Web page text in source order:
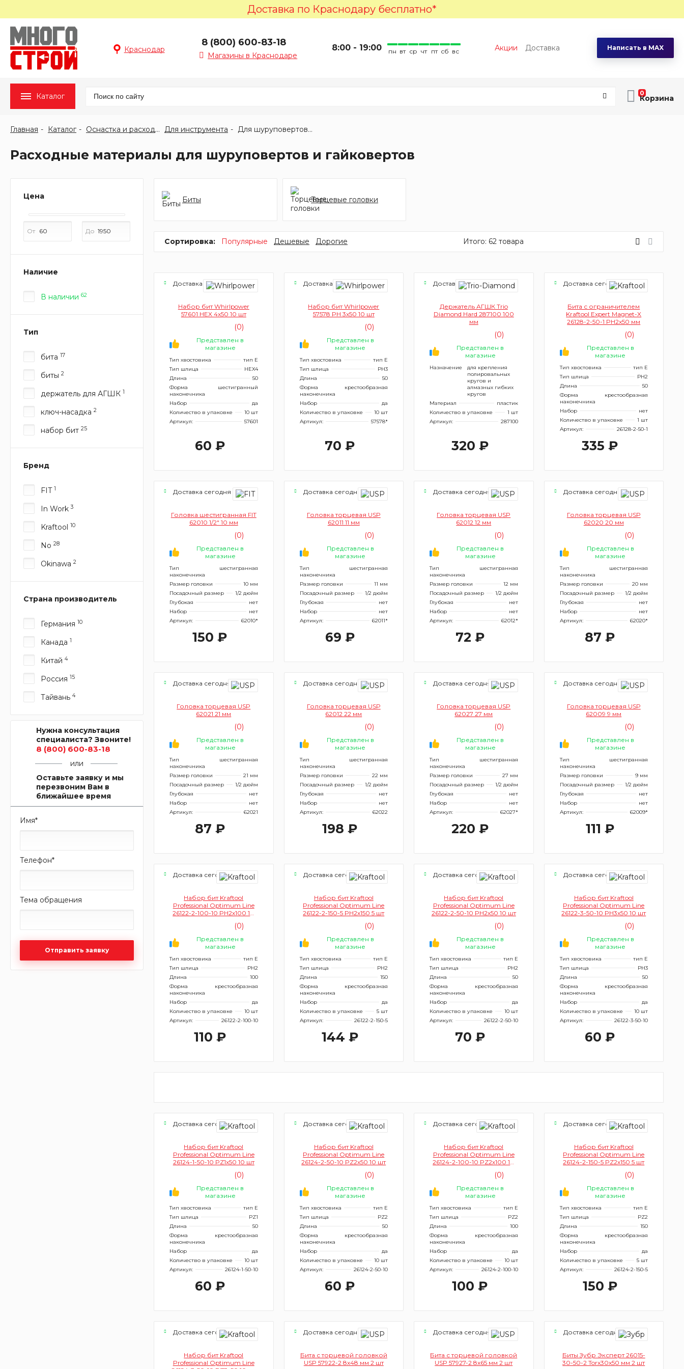
Доставка по Краснодару бесплатно*
Краснодар
8 (800) 600-83-18 Написать в MAX
Магазины в Краснодаре
8:00 - 19:00 пн вт ср чт пт сб вс Акции Доставка
Каталог 0
Главная Каталог Оснастка и расходные материалы Для инструмента Для шуруповертов и гайковертов
Расходные материалы для шуруповертов и гайковертов
Цена
От До
Наличие
В наличии 62
Тип
бита 17
биты 2
держатель для АГШК 1
ключ-насадка 2
набор бит 25
Бренд
FIT 1
In Work3
Kraftool 10
No 28
Okinawa 2
Страна производитель
Германия 10
Канада 1
Китай 4
Россия 15
Тайвань 4
Нужна консультация
специалиста? Звоните!
8 (800) 600-83-18
или
Оставьте заявку и мы
перезвоним Вам в
ближайшее время
Имя*
Телефон*
Тема обращения
Отправить заявку
Биты Торцевые головки
Сортировка: Популярные Дешевые Дорогие Итого: 62 товара
Доставка сегодня
Набор бит Whirlpower
57601 HEX 4x50 10 шт
(0)
Представлен в
магазине
Тип хвостовика
тип Е
Тип шлица
HEX4
Длина
50
Форма
наконечника
шестигранный
Набор
да
Количество в упаковке
10 шт
Артикул:
57601
60 ₽
Доставка сегодня
Набор бит Whirlpower
57578 PH 3x50 10 шт
(0)
Представлен в
магазине
Тип хвостовика
тип Е
Тип шлица
PH3
Длина
50
Форма
наконечника
крестообразная
Набор
да
Количество в упаковке
10 шт
Артикул:
57578*
70 ₽
Доставка сегодня
Держатель АГШК Trio
Diamond Hard 287100 100
мм
(0)
Представлен в
магазине
Назначение
для крепления
полировальных
кругов и
алмазных гибких
кругов
Материал
пластик
Количество в упаковке
1 шт
Артикул:
287100
320 ₽
Доставка сегодня
Бита с ограничителем
Kraftool Expert Magnet-X
26128-2-50-1 PH2x50 мм
(0)
Представлен в
магазине
Тип хвостовика
тип Е
Тип шлица
PH2
Длина
50
Форма
наконечника
крестообразная
Набор
нет
Количество в упаковке
1 шт
Артикул:
26128-2-50-1
335 ₽
Доставка сегодня
Головка шестигранная FIT
62010 1/2" 10 мм
(0)
Представлен в
магазине
Тип
наконечника
шестигранная
Размер головки
10 мм
Посадочный размер
1/2 дюйм
Глубокая
нет
Набор
нет
Артикул:
62010*
150 ₽
Доставка сегодня
Головка торцевая USP
62011 11 мм
(0)
Представлен в
магазине
Тип
наконечника
шестигранная
Размер головки
11 мм
Посадочный размер
1/2 дюйм
Глубокая
нет
Набор
нет
Артикул:
62011*
69 ₽
Доставка сегодня
Головка торцевая USP
62012 12 мм
(0)
Представлен в
магазине
Тип
наконечника
шестигранная
Размер головки
12 мм
Посадочный размер
1/2 дюйм
Глубокая
нет
Набор
нет
Артикул:
62012*
72 ₽
Доставка сегодня
Головка торцевая USP
62020 20 мм
(0)
Представлен в
магазине
Тип
наконечника
шестигранная
Размер головки
20 мм
Посадочный размер
1/2 дюйм
Глубокая
нет
Набор
нет
Артикул:
62020*
87 ₽
Доставка сегодня
Головка торцевая USP
62021 21 мм
(0)
Представлен в
магазине
Тип
наконечника
шестигранная
Размер головки
21 мм
Посадочный размер
1/2 дюйм
Глубокая
нет
Набор
нет
Артикул:
62021
87 ₽
Доставка сегодня
Головка торцевая USP
62012 22 мм
(0)
Представлен в
магазине
Тип
наконечника
шестигранная
Размер головки
22 мм
Посадочный размер
1/2 дюйм
Глубокая
нет
Набор
нет
Артикул:
62022
198 ₽
Доставка сегодня
Головка торцевая USP
62027 27 мм
(0)
Представлен в
магазине
Тип
наконечника
шестигранная
Размер головки
27 мм
Посадочный размер
1/2 дюйм
Глубокая
нет
Набор
нет
Артикул:
62027*
220 ₽
Доставка сегодня
Головка торцевая USP
62009 9 мм
(0)
Представлен в
магазине
Тип
наконечника
шестигранная
Размер головки
9 мм
Посадочный размер
1/2 дюйм
Глубокая
нет
Набор
нет
Артикул:
62009*
111 ₽
Доставка сегодня
Набор бит Kraftool
Professional Optimum Line
26122-2-100-10 PH2х100 10
(0)
Представлен в
магазине
Тип хвостовика
тип Е
Тип шлица
PH2
Длина
100
Форма
наконечника
крестообразная
Набор
да
Количество в упаковке
10 шт
Артикул:
26122-2-100-10
110 ₽
Доставка сегодня
Набор бит Kraftool
Professional Optimum Line
26122-2-150-5 PH2х150 5 шт
(0)
Представлен в
магазине
Тип хвостовика
тип Е
Тип шлица
PH2
Длина
150
Форма
наконечника
крестообразная
Набор
да
Количество в упаковке
5 шт
Артикул:
26122-2-150-5
144 ₽
Доставка сегодня
Набор бит Kraftool
Professional Optimum Line
26122-2-50-10 PH2х50 10 шт
(0)
Представлен в
магазине
Тип хвостовика
тип Е
Тип шлица
PH2
Длина
50
Форма
наконечника
крестообразная
Набор
да
Количество в упаковке
10 шт
Артикул:
26122-2-50-10
70 ₽
Доставка сегодня
Набор бит Kraftool
Professional Optimum Line
26122-3-50-10 PH3х50 10 шт
(0)
Представлен в
магазине
Тип хвостовика
тип Е
Тип шлица
PH3
Длина
50
Форма
наконечника
крестообразная
Набор
да
Количество в упаковке
10 шт
Артикул:
26122-3-50-10
60 ₽
Доставка сегодня
Набор бит Kraftool
Professional Optimum Line
26124-1-50-10 PZ1х50 10 шт
(0)
Представлен в
магазине
Тип хвостовика
тип Е
Тип шлица
PZ1
Длина
50
Форма
наконечника
крестообразная
Набор
да
Количество в упаковке
10 шт
Артикул:
26124-1-50-10
60 ₽
Доставка сегодня
Набор бит Kraftool
Professional Optimum Line
26124-2-50-10 PZ2х50 10 шт
(0)
Представлен в
магазине
Тип хвостовика
тип Е
Тип шлица
PZ2
Длина
50
Форма
наконечника
крестообразная
Набор
да
Количество в упаковке
10 шт
Артикул:
26124-2-50-10
60 ₽
Доставка сегодня
Набор бит Kraftool
Professional Optimum Line
26124-2-100-10 PZ2х100 10
(0)
Представлен в
магазине
Тип хвостовика
тип Е
Тип шлица
PZ2
Длина
100
Форма
наконечника
крестообразная
Набор
да
Количество в упаковке
10 шт
Артикул:
26124-2-100-10
100 ₽
Доставка сегодня
Набор бит Kraftool
Professional Optimum Line
26124-2-150-5 PZ2х150 5 шт
(0)
Представлен в
магазине
Тип хвостовика
тип Е
Тип шлица
PZ2
Длина
150
Форма
наконечника
крестообразная
Набор
да
Количество в упаковке
5 шт
Артикул:
26124-2-150-5
150 ₽
Доставка сегодня
Набор бит Kraftool
Professional Optimum Line
Доставка сегодня
Бита с торцевой головкой
USP 57922-2 8х48 мм 2 шт
Доставка сегодня
Бита с торцевой головкой
USP 57927-2 8х65 мм 2 шт
Доставка сегодня
Биты Зубр Эксперт 26015-
30-50-2 Torx30х50 мм 2 шт